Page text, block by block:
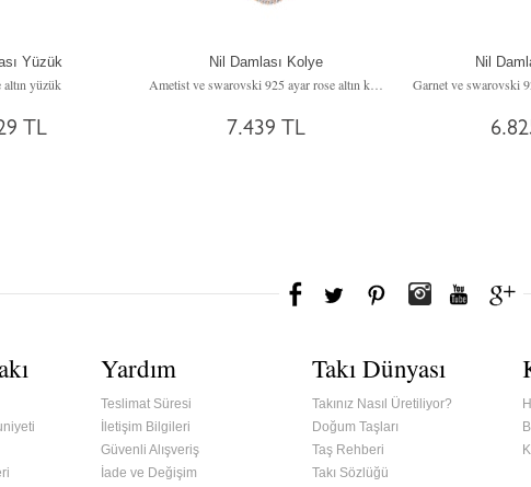
Yüzük
yüzük
TL
Nil Damlası Kolye
7.439 TL
Nil
Yardım
Teslimat Süresi
İletişim Bilgileri
Güvenli Alışveriş
İade ve Değişim
Takı Dünyası
Takınız Nasıl Üretiliyor?
Doğum Taşları
Taş Rehberi
Takı Sözlüğü